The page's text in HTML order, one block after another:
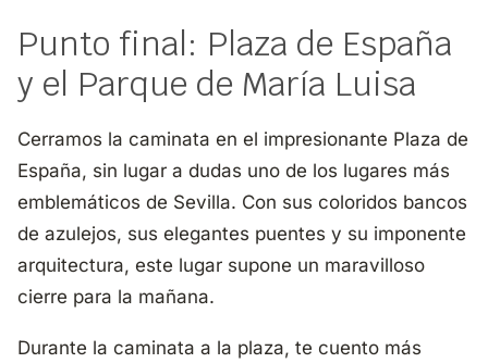
Punto final: Plaza de España
y el Parque de María Luisa
Cerramos la caminata en el impresionante Plaza de
España, sin lugar a dudas uno de los lugares más
emblemáticos de Sevilla. Con sus coloridos bancos
de azulejos, sus elegantes puentes y su imponente
arquitectura, este lugar supone un maravilloso
cierre para la mañana.
Durante la caminata a la plaza, te cuento más